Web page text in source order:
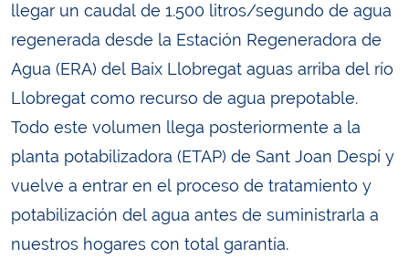
llegar un caudal de 1.500 litros/segundo de agua
regenerada desde la Estación Regeneradora de
Agua (ERA) del Baix Llobregat aguas arriba del río
Llobregat como recurso de agua prepotable.
Todo este volumen llega posteriormente a la
planta potabilizadora (ETAP) de Sant Joan Despí y
vuelve a entrar en el proceso de tratamiento y
potabilización del agua antes de suministrarla a
nuestros hogares con total garantía.